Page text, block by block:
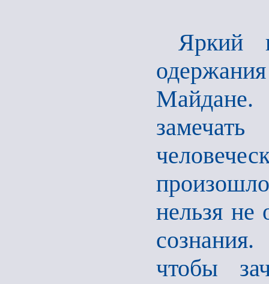
Яркий
нельзя не
чтобы